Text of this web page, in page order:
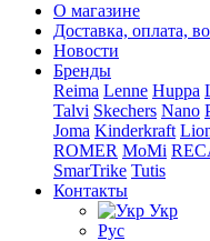
О магазине
Доставка, оплата,
Новости
Бренды
Reima Lenne Huppa
Talvi Skechers Nano
Joma Kinderkraft
ROMER MoMi
SmarTrike Tutis
Контакты
Укр
Рус